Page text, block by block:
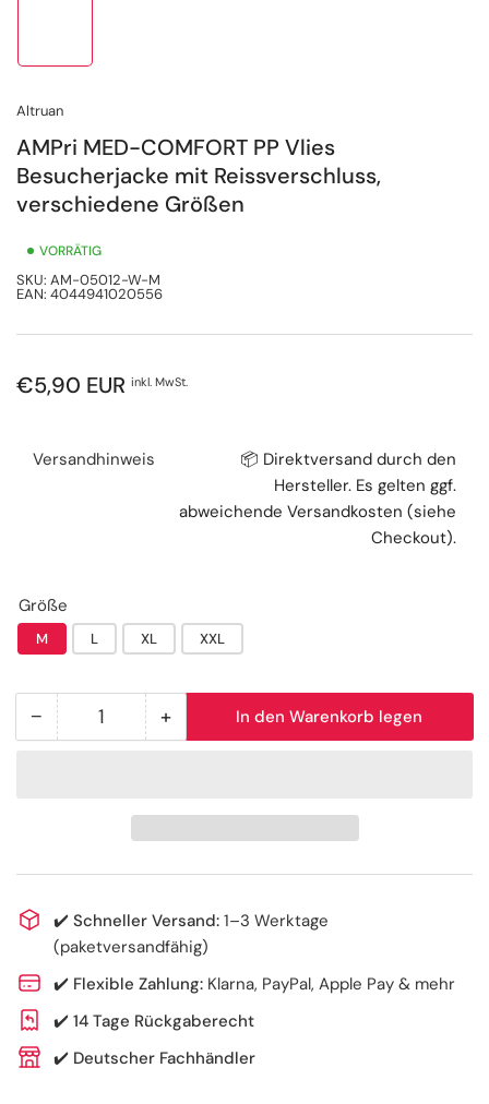
Altruan
AMPri MED-COMFORT PP Vlies
Besucherjacke mit Reissverschluss,
verschiedene Größen
VORRÄTIG
SKU: AM-05012-W-M
EAN: 4044941020556
Normaler
€5,90 EUR inkl. MwSt.
Versandhinweis
📦 Direktversand durch den
Hersteller. Es gelten ggf.
abweichende Versandkosten (siehe
Checkout).
Größe
M L XL XXL
− Menge
Vlies
Besucherjacke
mit
Reissverschluss,
verschiedene
Größen
Anzahl +Menge
Vlies
Besucherjacke
mit
Reissverschluss,
verschiedene
In den Warenkorb legen
✔️ Schneller Versand: 1–3 Werktage
(paketversandfähig)
✔️ Flexible Zahlung: Klarna, PayPal, Apple Pay & mehr
✔️ 14 Tage Rückgaberecht
✔️ Deutscher Fachhändler